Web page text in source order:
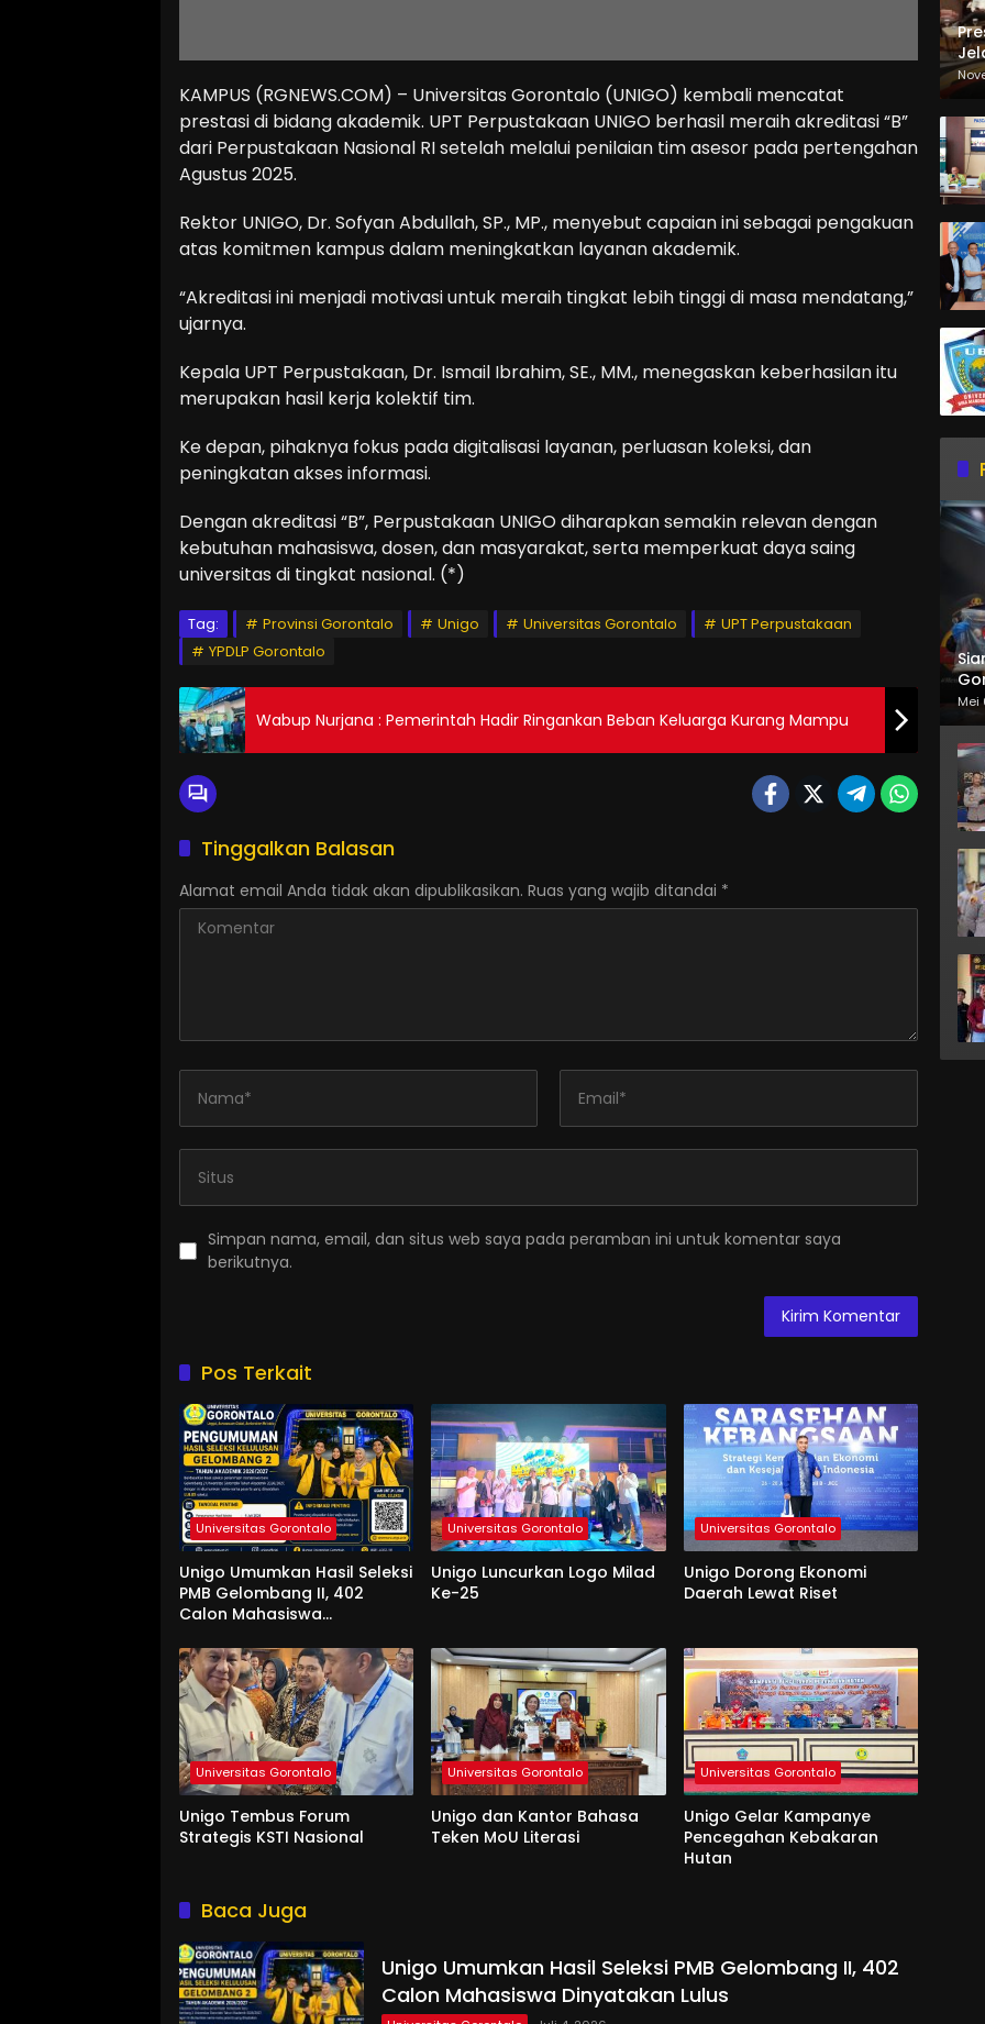
KAMPUS (RGNEWS.COM) – Universitas Gorontalo (UNIGO) kembali mencatat
prestasi di bidang akademik. UPT Perpustakaan UNIGO berhasil meraih akreditasi “B”
dari Perpustakaan Nasional RI setelah melalui penilaian tim asesor pada pertengahan
Agustus 2025.
Rektor UNIGO, Dr. Sofyan Abdullah, SP., MP., menyebut capaian ini sebagai pengakuan
atas komitmen kampus dalam meningkatkan layanan akademik.
“Akreditasi ini menjadi motivasi untuk meraih tingkat lebih tinggi di masa mendatang,”
ujarnya.
Kepala UPT Perpustakaan, Dr. Ismail Ibrahim, SE., MM., menegaskan keberhasilan itu
merupakan hasil kerja kolektif tim.
Ke depan, pihaknya fokus pada digitalisasi layanan, perluasan koleksi, dan
peningkatan akses informasi.
Dengan akreditasi “B”, Perpustakaan UNIGO diharapkan semakin relevan dengan
kebutuhan mahasiswa, dosen, dan masyarakat, serta memperkuat daya saing
universitas di tingkat nasional. (*)
Tag: Provinsi Gorontalo Unigo Universitas Gorontalo
UPT Perpustakaan
YPDLP Gorontalo
Wabup Nurjana : Pemerintah Hadir Ringankan Beban Keluarga Kurang Mampu
Tinggalkan Balasan
Alamat email Anda tidak akan dipublikasikan. Ruas yang wajib ditandai *
Simpan nama, email, dan situs web saya pada peramban ini untuk komentar saya
berikutnya.
Pos Terkait
Universitas Gorontalo
Unigo Umumkan Hasil Seleksi
PMB Gelombang II, 402
Calon Mahasiswa
Universitas Gorontalo
Unigo Luncurkan Logo Milad
Ke-25
Universitas Gorontalo
Unigo Dorong Ekonomi
Daerah Lewat Riset
Universitas Gorontalo
Unigo Tembus Forum
Strategis KSTI Nasional
Universitas Gorontalo
Unigo dan Kantor Bahasa
Teken MoU Literasi
Universitas Gorontalo
Unigo Gelar Kampanye
Pencegahan Kebakaran
Hutan
Baca Juga
Unigo Umumkan Hasil Seleksi PMB Gelombang II, 402
Calon Mahasiswa Dinyatakan Lulus
Mei